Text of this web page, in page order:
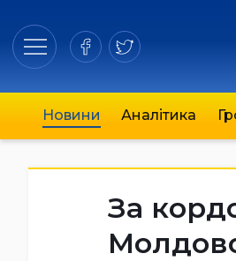
Новини Аналітика
За